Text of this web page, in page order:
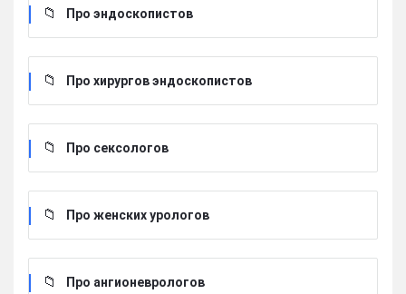
Про эндоскопистов
Про хирургов эндоскопистов
Про сексологов
Про женских урологов
Про ангионеврологов